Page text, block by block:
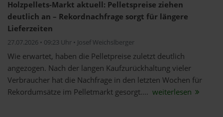
Holzpellets-Markt aktuell: Pelletspreise ziehen
deutlich an – Rekordnachfrage sorgt für längere
Lieferzeiten
27.07.2026 • 09:23 Uhr • Josef Weichslberger
Wie erwartet, haben die Pelletpreise zuletzt deutlich
angezogen. Nach der langen Kaufzurückhaltung vieler
Verbraucher hat die Nachfrage in den letzten Wochen für
Rekordumsätze im Pelletmarkt gesorgt.... weiterlesen